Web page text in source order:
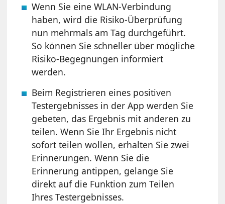
Wenn Sie eine WLAN-Verbindung
haben, wird die Risiko-Überprüfung
nun mehrmals am Tag durchgeführt.
So können Sie schneller über mögliche
Risiko-Begegnungen informiert
werden.
Beim Registrieren eines positiven
Testergebnisses in der App werden Sie
gebeten, das Ergebnis mit anderen zu
teilen. Wenn Sie Ihr Ergebnis nicht
sofort teilen wollen, erhalten Sie zwei
Erinnerungen. Wenn Sie die
Erinnerung antippen, gelange Sie
direkt auf die Funktion zum Teilen
Ihres Testergebnisses.